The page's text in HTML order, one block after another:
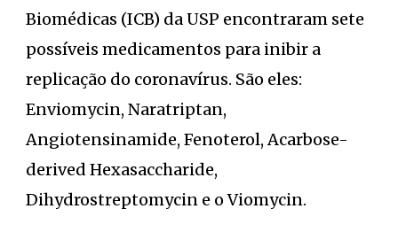
Biomédicas (ICB) da USP encontraram sete
possíveis medicamentos para inibir a
replicação do coronavírus. São eles:
Enviomycin, Naratriptan,
Angiotensinamide, Fenoterol, Acarbose-
derived Hexasaccharide,
Dihydrostreptomycin e o Viomycin.